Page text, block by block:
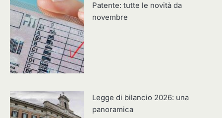
Patente: tutte le novità da
novembre
Legge di bilancio 2026: una
panoramica